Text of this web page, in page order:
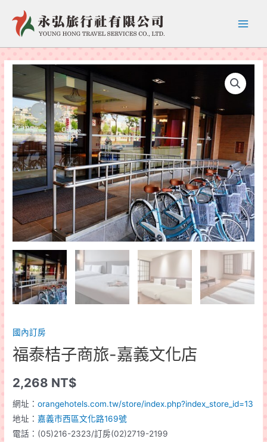
國內訂房
福泰桔子商旅-嘉義文化店
2,268 NT$
網址：orangehotels.com.tw/store/index.php?index_store_id=13
地址：嘉義市西區文化路169號
電話：(05)216-2323/訂房(02)2719-2199